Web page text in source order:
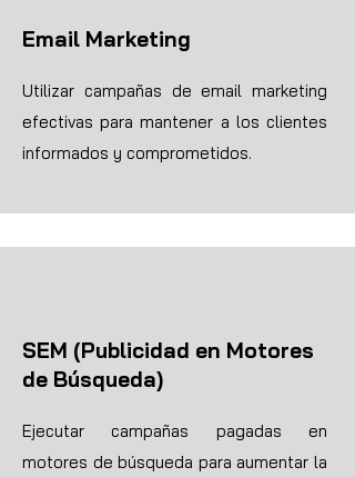
Email Marketing
Utilizar campañas de email marketing
efectivas para mantener a los clientes
informados y comprometidos.
SEM (Publicidad en Motores
de Búsqueda)
Ejecutar campañas pagadas en
motores de búsqueda para aumentar la